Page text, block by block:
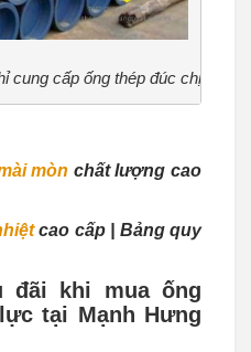
cung cấp ống thép đúc chịu áp
mòn chất lượng cao
cao cấp | Bảng quy
đãi khi mua ống
tại Mạnh Hưng